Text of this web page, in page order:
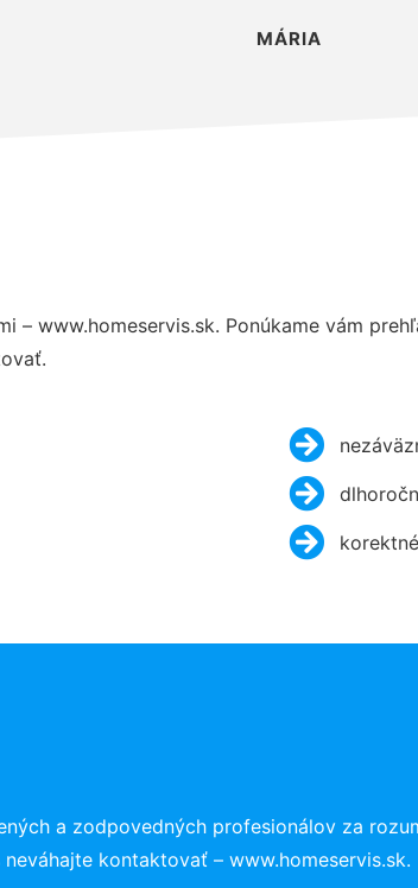
MÁRIA
– www.homeservis.sk. Ponúkame vám
a zodpovedných profesionálov za
kontaktovať – www.homeservis.sk.